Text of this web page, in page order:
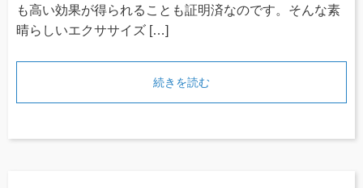
も高い効果が得られることも証明済なのです。そんな素
晴らしいエクササイズ […]
続きを読む